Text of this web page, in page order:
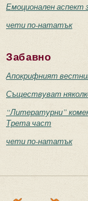
Емоционален аспект
чети по-нататък
Забавно
Апокрифният
Съществуват
“Литературни”
Трета част
чети по-нататък